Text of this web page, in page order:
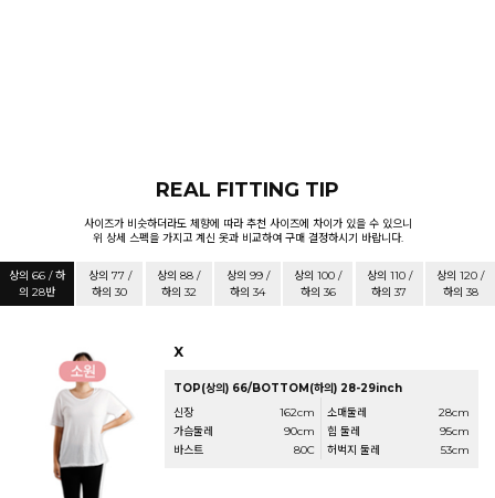
REAL FITTING TIP
사이즈가 비슷하더라도 체향에 따라 추천 사이즈에 차이가 있을 수 있으니
위 상세 스펙을 가지고 계신 옷과 비교하여 구매 결정하시기 바랍니다.
상의 66 / 하
의 28반
상의 77 /
하의 30
상의 88 /
하의 32
상의 99 /
하의 34
상의 100 /
하의 36
상의 110 /
하의 37
상의 120 /
하의 38
X
TOP(상의) 66/BOTTOM(하의) 28-29inch
신장
162cm
가슴둘레
90cm
바스트
80C
소매둘레
28cm
힙 둘레
95cm
허벅지 둘레
53cm